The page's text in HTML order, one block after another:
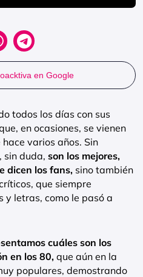
en Google
todos los días con sus
en ocasiones, se vienen
varios años. Sin
sin duda, son los mejores,
dicen los fans, sino también
que siempre
y letras, como le pasó a
cuáles son los
en los 80, que aún en la
populares, demostrando